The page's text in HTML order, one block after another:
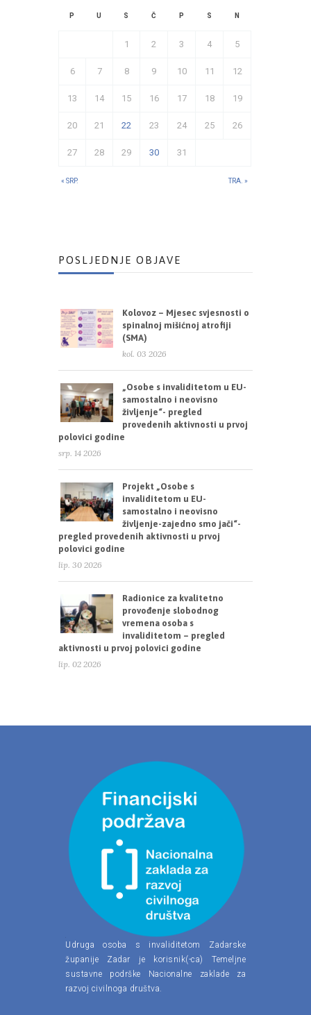
P U S Č P S N
« SRP. TRA. »
1 2 3 4 5
6 7 8 9 10 11 12
13 14 15 16 17 18 19
20 21 22 23 24 25 26
27 28 29 30 31
POSLJEDNJE OBJAVE
Kolovoz – Mjesec svjesnosti o
spinalnoj mišićnoj atrofiji
(SMA)
kol. 03 2026
„Osobe s invaliditetom u EU-
samostalno i neovisno
življenje“- pregled
provedenih aktivnosti u prvoj
polovici godine
srp. 14 2026
Projekt „Osobe s
invaliditetom u EU-
samostalno i neovisno
življenje-zajedno smo jači“-
pregled provedenih aktivnosti u prvoj
polovici godine
lip. 30 2026
Radionice za kvalitetno
provođenje slobodnog
vremena osoba s
invaliditetom – pregled
aktivnosti u prvoj polovici godine
lip. 02 2026
Udruga osoba s invaliditetom Zadarske
županije Zadar je korisnik(-ca) Temeljne
sustavne podrške Nacionalne zaklade za
razvoj civilnoga društva.